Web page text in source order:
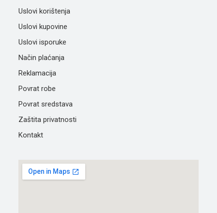
Uslovi korištenja
Uslovi kupovine
Uslovi isporuke
Način plaćanja
Reklamacija
Povrat robe
Povrat sredstava
Zaštita privatnosti
Kontakt